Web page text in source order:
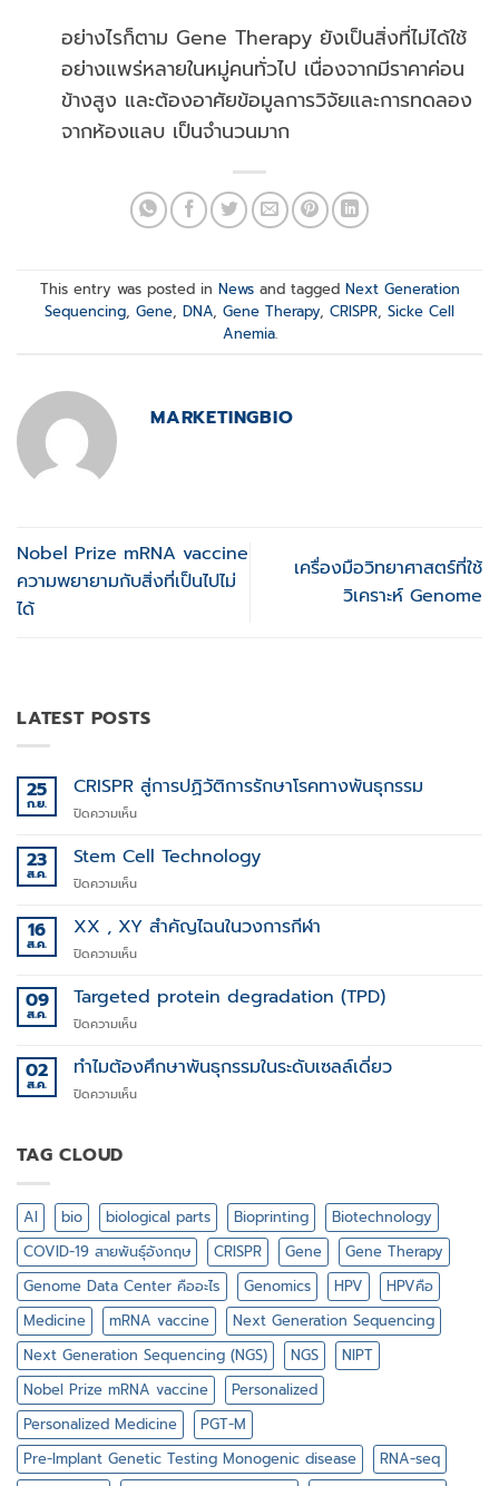
อย่างไรก็ตาม Gene Therapy ยังเป็นสิ่งที่ไม่ได้ใช้
อย่างแพร่หลายในหมู่คนทั่วไป เนื่องจากมีราคาค่อน
ข้างสูง และต้องอาศัยข้อมูลการวิจัยและการทดลอง
จากห้องแลบ เป็นจำนวนมาก
This entry was posted in Newsand tagged Next Generation
Sequencing, Gene, DNA, Gene Therapy, CRISPR, Sicke Cell
Anemia.
MARKETINGBIO
Nobel Prize mRNA vaccine
ความพยายามกับสิ่งที่เป็นไปไม่
ได้
เครื่องมือวิทยาศาสตร์ที่ใช้
วิเคราะห์ Genome
LATEST POSTS
25
ก.ย.
CRISPR สู่การปฏิวัติการรักษาโรคทางพันธุกรรม
ปิดความเห็นบน
สู่
ปฏิวัติ
รักษา
ทาง
23
ส.ค.
Stem Cell Technology
ปิดความเห็นบน
Cell
Technology
16
ส.ค.
XX , XY สำคัญไฉนในวงการกีฬา
ปิดความเห็นบน
,
สำคัญ
ใน
กีฬา
09
ส.ค.
Targeted protein degradation (TPD)
ปิดความเห็นบน
protein
(TPD)
02
ส.ค.
ทำไมต้องศึกษาพันธุกรรมในระดับเซลล์เดี่ยว
ปิดความเห็นบน
ระดับ
เซลล์
เดี่ยว
TAG CLOUD
AI bio biological parts Bioprinting
Biotechnology
COVID-19 สายพันธุ์อังกฤษ
CRISPR Gene
Gene Therapy
Genome Data Center คืออะไร
Genomics HPV
HPVคือ
Medicine
mRNA vaccine
Next Generation Sequencing
Next Generation Sequencing (NGS)
NGS
NIPT
Nobel Prize mRNA vaccine
Personalized
Personalized Medicine
PGT-M
Pre-Implant Genetic Testing Monogenic disease
RNA-seq